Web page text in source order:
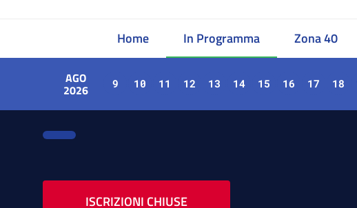
Home In Programma Zona 40
AGO
2026 9 10 11 12 13 14 15 16 17 18
ISCRIZIONI CHIUSE